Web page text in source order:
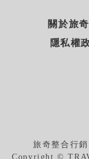
關於旅
隱私權
旅奇整合行
Copyright ©